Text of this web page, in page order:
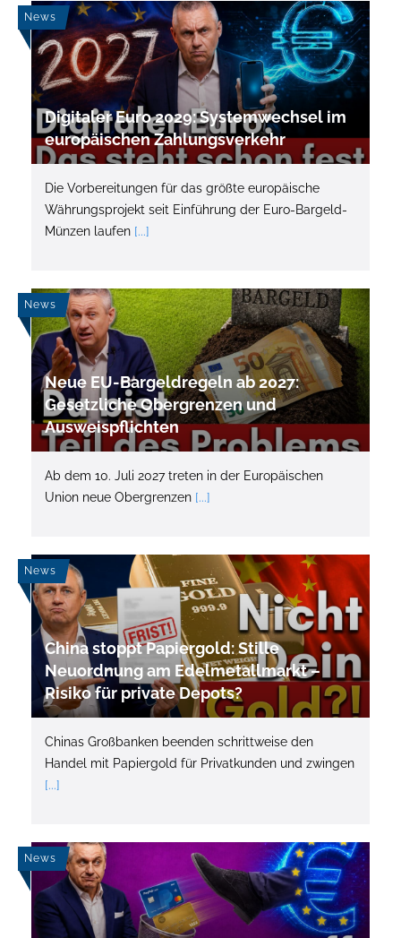
News
Digitaler Euro 2029: Systemwechsel im
europäischen Zahlungsverkehr
Die Vorbereitungen für das größte europäische
Währungsprojekt seit Einführung der Euro-Bargeld-
Münzen laufen [...]
News
Neue EU-Bargeldregeln ab 2027:
Gesetzliche Obergrenzen und
Ausweispflichten
Ab dem 10. Juli 2027 treten in der Europäischen
Union neue Obergrenzen [...]
News
China stoppt Papiergold: Stille
Neuordnung am Edelmetallmarkt –
Risiko für private Depots?
Chinas Großbanken beenden schrittweise den
Handel mit Papiergold für Privatkunden und zwingen
[...]
News